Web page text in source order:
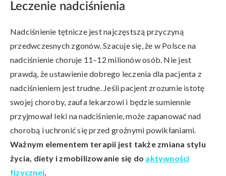
Leczenie nadciśnienia
Nadciśnienie tętnicze jest najczęstszą przyczyną
przedwczesnych zgonów. Szacuje się, że w Polsce na
nadciśnienie choruje 11–12 milionów osób. Nie jest
prawdą, że ustawienie dobrego leczenia dla pacjenta z
nadciśnieniem jest trudne. Jeśli pacjent zrozumie istotę
swojej choroby, zaufa lekarzowi i będzie sumiennie
przyjmował leki na nadciśnienie, może zapanować nad
chorobą i uchronić się przed groźnymi powikłaniami.
Ważnym elementem terapii jest także zmiana stylu
życia, diety i zmobilizowanie się do aktywności
fizycznej.